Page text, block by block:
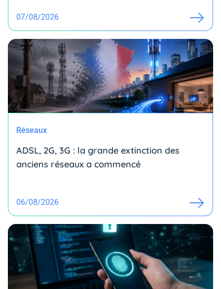
07/08/2026
Réseaux
ADSL, 2G, 3G : la grande extinction des
anciens réseaux a commencé
06/08/2026